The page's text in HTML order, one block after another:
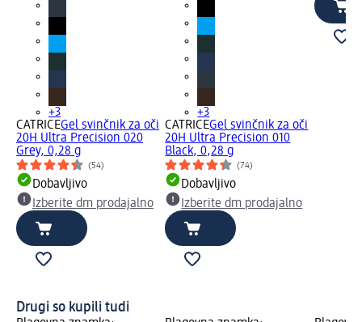
+3
CATRICEGel svinčnik za oči
20H Ultra Precision 020
Grey, 0,28 g
(54)
Dobavljivo
Izberite dm prodajalno
+3
CATRICEGel svinčnik za oči
20H Ultra Precision 010
Black, 0,28 g
(74)
Dobavljivo
Izberite dm prodajalno
Drugi so kupili tudi